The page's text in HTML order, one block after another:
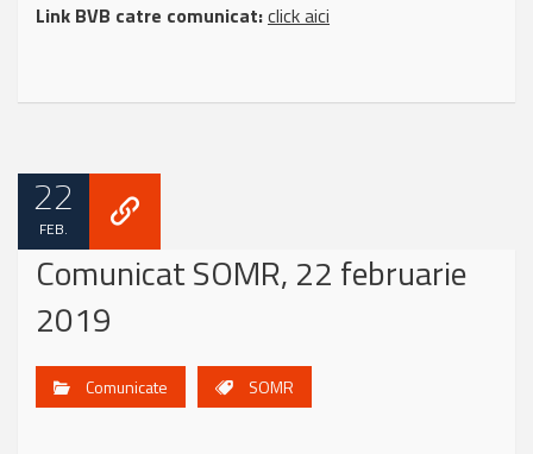
Link BVB catre comunicat:click aici
22
FEB.
Comunicat SOMR, 22 februarie
2019
Comunicate SOMR